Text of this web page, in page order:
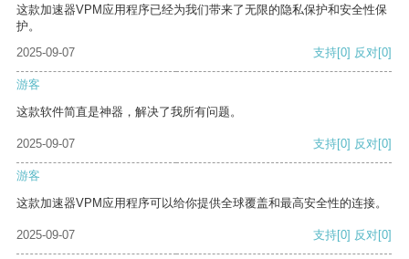
这款加速器VPM应用程序已经为我们带来了无限的隐私保护和安全性保
护。
2025-09-07
支持[0] 反对[0]
游客
这款软件简直是神器，解决了我所有问题。
2025-09-07 支持[0] 反对[0]
游客
这款加速器VPM应用程序可以给你提供全球覆盖和最高安全性的连接。
2025-09-07 支持[0] 反对[0]